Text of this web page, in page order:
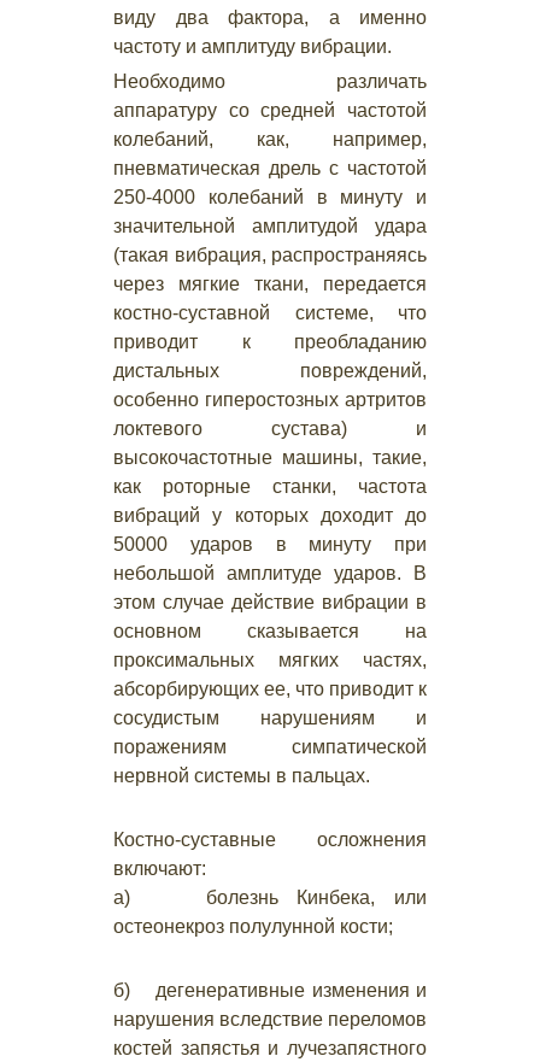
виду два фактора, а именно
частоту и амплитуду вибрации.
Необходимо различать
аппаратуру со средней частотой
колебаний, как, например,
пневматическая дрель с частотой
250-4000 колебаний в минуту и
значительной амплитудой удара
(такая вибрация, распространяясь
через мягкие ткани, передается
костно-суставной системе, что
приводит к преобладанию
дистальных повреждений,
особенно гиперостозных артритов
локтевого сустава) и
высокочастотные машины, такие,
как роторные станки, частота
вибраций у которых доходит до
50000 ударов в минуту при
небольшой амплитуде ударов. В
этом случае действие вибрации в
основном сказывается на
проксимальных мягких частях,
абсорбирующих ее, что приводит к
сосудистым нарушениям и
поражениям симпатической
нервной системы в пальцах.
Костно-суставные осложнения
включают:
а) болезнь Кинбека, или
остеонекроз полулунной кости;
б) дегенеративные изменения и
нарушения вследствие переломов
костей запястья и лучезапястного